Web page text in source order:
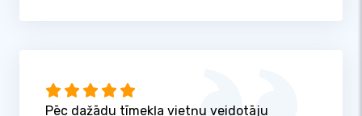
Pēc dažādu tīmekļa vietņu veidotāju